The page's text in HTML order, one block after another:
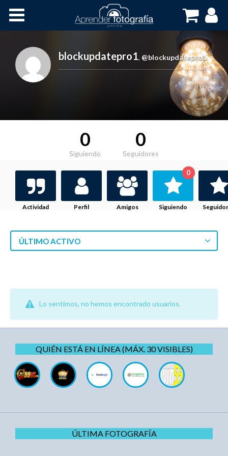
Cursos OnLine
blockupdatepro1, @blockupdatepro1
0
Siguiendo
0
Seguidores
Actividad Perfil Amigos Siguiendo
0
ÚLTIMO ACTIVO
Lo sentimos, no hemos encontrado usuarios.
QUIÉN ESTÁ EN LÍNEA (MÁX. 30 VISIBLES)
ÚLTIMA FOTOGRAFÍA